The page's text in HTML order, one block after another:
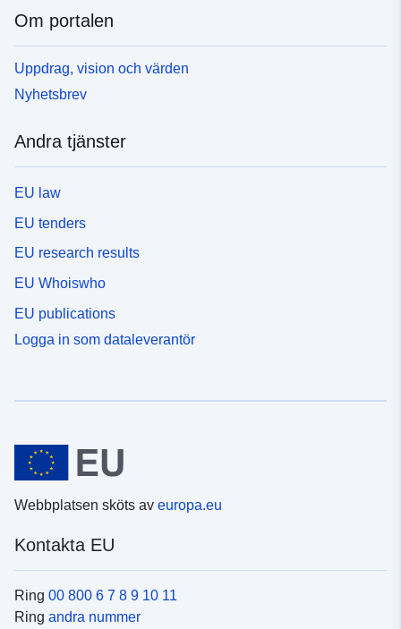
Om portalen
Uppdrag, vision och värden
Nyhetsbrev
Andra tjänster
EU law
EU tenders
EU research results
EU Whoiswho
EU publications
Logga in som dataleverantör
Webbplatsen sköts av europa.eu
Kontakta EU
Ring 00 800 6 7 8 9 10 11
Ring andra nummer